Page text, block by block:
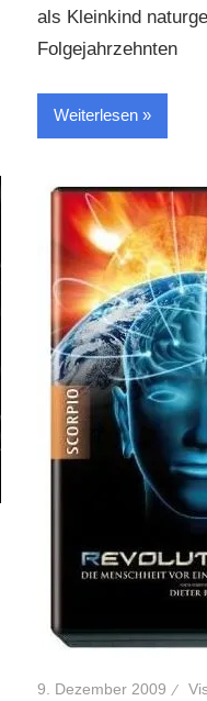
als Kleinkind
Folgejahrzehnten
Weiterlesen
9. Dezember 2009